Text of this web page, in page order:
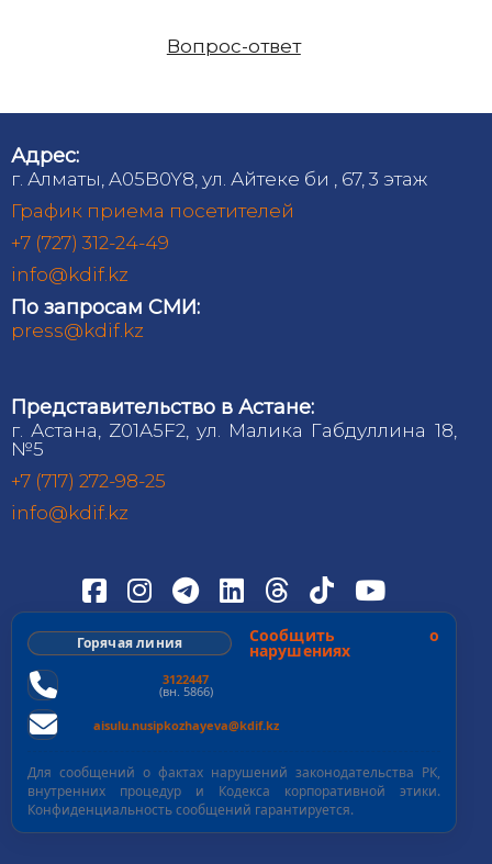
Вопрос-ответ
Адрес:
г. Алматы, A05B0Y8, ул. Айтеке би , 67, 3 этаж
График приема посетителей
+7 (727) 312-24-49
info@kdif.kz
По запросам СМИ:
press@kdif.kz
Представительство в Астане:
г. Астана, Z01A5F2, ул. Малика Габдуллина 18,
№5
+7 (717) 272-98-25
info@kdif.kz
Горячая линия Сообщить о
нарушениях
3122447
(вн. 5866)
aisulu.nusipkozhayeva@kdif.kz
Для сообщений о фактах нарушений законодательства РК,
внутренних процедур и Кодекса корпоративной этики.
Конфиденциальность сообщений гарантируется.